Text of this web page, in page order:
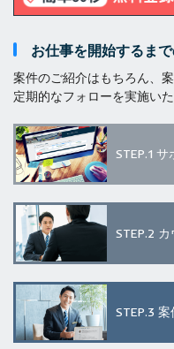
お仕事を開始するま
案件のご紹介はもちろん、
定期的なフォローを実施いた
STEP.1 サ
STEP.2
STEP.3 案